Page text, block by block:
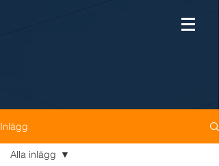
Inlägg
Alla inlägg